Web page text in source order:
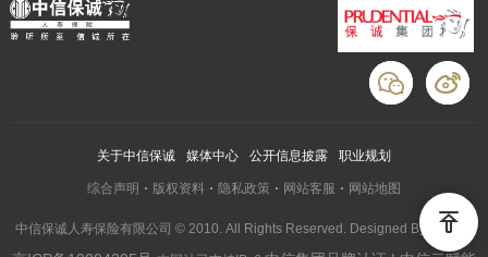
关于中信保诚 媒体中心 公开信息披露 职业规划
综合声明 版权资料 隐私政策 网站客服 网站地图
中信保诚人寿保险有限公司 © 2010. All Rights Reserved. Designed By Wanhu